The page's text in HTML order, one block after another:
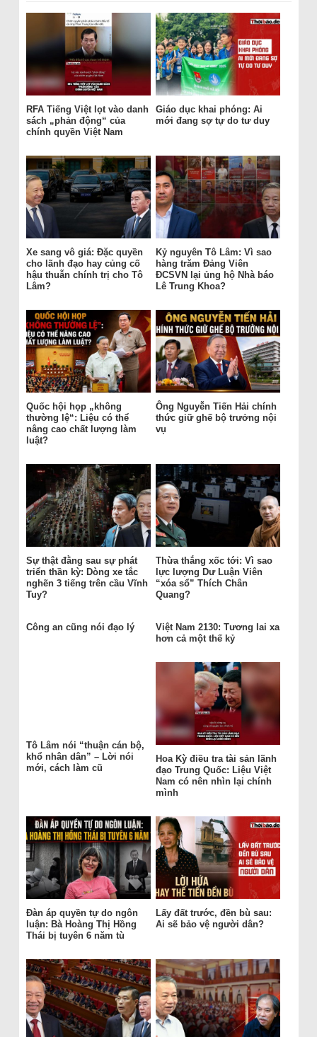
RFA Tiếng Việt lọt vào danh
sách „phản động“ của
chính quyền Việt Nam
Giáo dục khai phóng: Ai
mới đang sợ tự do tư duy
Xe sang vô giá: Đặc quyền
cho lãnh đạo hay củng cố
hậu thuẫn chính trị cho Tô
Lâm?
Kỷ nguyên Tô Lâm: Vì sao
hàng trăm Đảng Viên
ĐCSVN lại ủng hộ Nhà báo
Lê Trung Khoa?
Quốc hội họp „không
thường lệ“: Liệu có thể
nâng cao chất lượng làm
luật?
Ông Nguyễn Tiến Hải chính
thức giữ ghế bộ trưởng nội
vụ
Sự thật đằng sau sự phát
triển thần kỳ: Dòng xe tắc
nghẽn 3 tiếng trên cầu Vĩnh
Tuy?
Thừa thắng xốc tới: Vì sao
lực lượng Dư Luận Viên
“xóa sổ” Thích Chân
Quang?
Công an cũng nói đạo lý
Việt Nam 2130: Tương lai xa
hơn cả một thế kỷ
Tô Lâm nói “thuận cán bộ,
khổ nhân dân” – Lời nói
mới, cách làm cũ
Hoa Kỳ điều tra tài sản lãnh
đạo Trung Quốc: Liệu Việt
Nam có nên nhìn lại chính
mình
Đàn áp quyền tự do ngôn
luận: Bà Hoàng Thị Hồng
Thái bị tuyên 6 năm tù
Lấy đất trước, đền bù sau:
Ai sẽ bảo vệ người dân?